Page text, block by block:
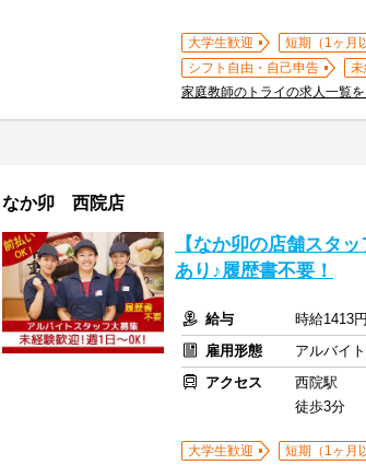
大学生歓迎 短期（1ヶ月
シフト自由・自己申告
未
家庭教師のトライの求人一覧
なか卯 西院店
【なか卯の店舗スタ
あり♪履歴書不要！
給与
時給1413
雇用形態
アルバイ
アクセス
西院駅
徒歩3分
大学生歓迎 短期（1ヶ月